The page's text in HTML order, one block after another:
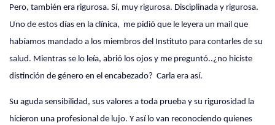
Pero, también era rigurosa. Sí, muy rigurosa. Disciplinada y rigurosa.
Uno de estos días en la clínica, me pidió que le leyera un mail que
habíamos mandado a los miembros del Instituto para contarles de su
salud. Mientras se lo leía, abrió los ojos y me preguntó..¿no hiciste
distinción de género en el encabezado? Carla era así.
Su aguda sensibilidad, sus valores a toda prueba y su rigurosidad la
hicieron una profesional de lujo. Y así lo van reconociendo quienes